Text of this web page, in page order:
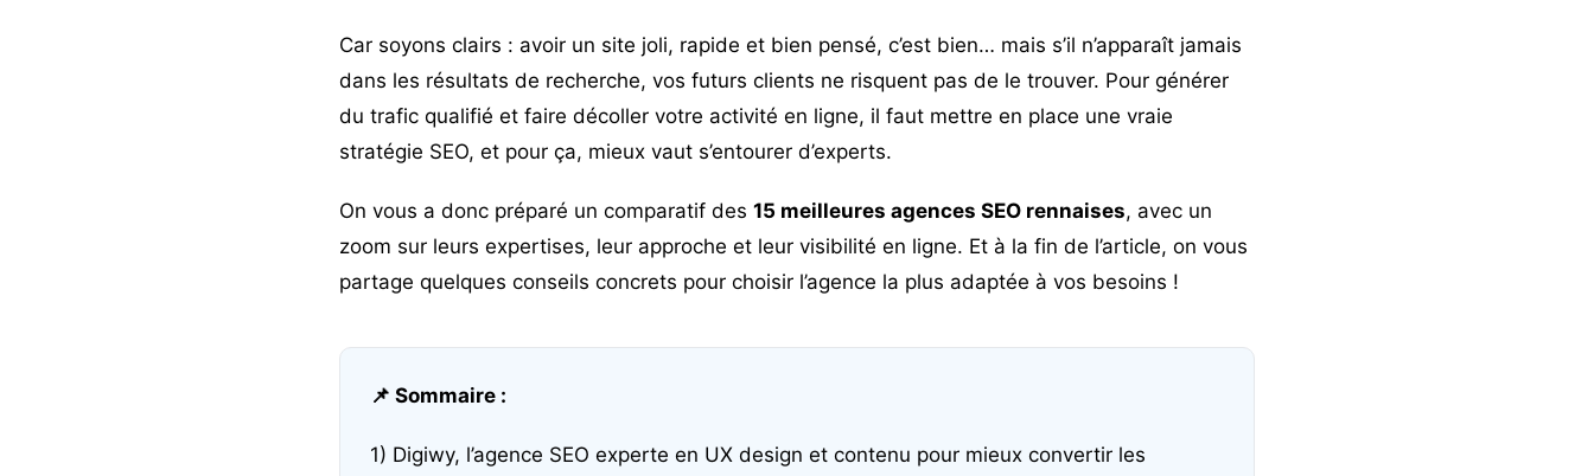
Car soyons clairs : avoir un site joli, rapide et bien pensé, c’est bien… mais s’il n’apparaît jamais
dans les résultats de recherche, vos futurs clients ne risquent pas de le trouver. Pour générer
du trafic qualifié et faire décoller votre activité en ligne, il faut mettre en place une vraie
stratégie SEO, et pour ça, mieux vaut s’entourer d’experts.
On vous a donc préparé un comparatif des 15 meilleures agences SEO rennaises, avec un
zoom sur leurs expertises, leur approche et leur visibilité en ligne. Et à la fin de l’article, on vous
partage quelques conseils concrets pour choisir l’agence la plus adaptée à vos besoins !
📌 Sommaire :
1) Digiwy, l’agence SEO experte en UX design et contenu pour mieux convertir les